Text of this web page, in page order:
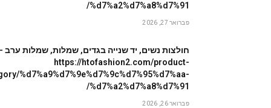
%d7%a2%d7%a8%d7%91/
פברואר 27, 2026
חולצות נשים, יד שנייה בגדים, שמלות, שמלות ערב
https://htofashion2.com/product-
%d7%a9%d7%9e%d7%9c%d7%95%d7%aa-
%d7%a2%d7%a8%d7%91/
פברואר 26, 2026